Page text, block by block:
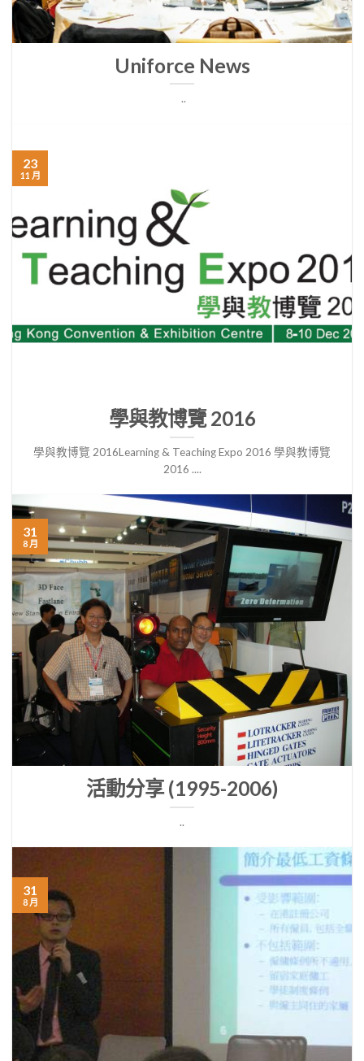
Uniforce News
..
學與教博覽 2016
學與教博覽 2016Learning & Teaching Expo 2016 學與教博覽
2016 ....
23
11 月
活動分享 (1995-2006)
..
31
8 月
31
8 月